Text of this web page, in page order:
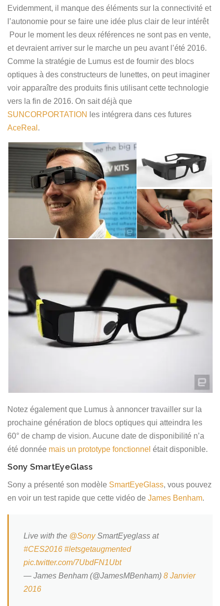
Evidemment, il manque des éléments sur la connectivité et
l’autonomie pour se faire une idée plus clair de leur intérêt
Pour le moment les deux références ne sont pas en vente,
et devraient arriver sur le marche un peu avant l’été 2016.
Comme la stratégie de Lumus est de fournir des blocs
optiques à des constructeurs de lunettes, on peut imaginer
voir apparaître des produits finis utilisant cette technologie
vers la fin de 2016. On sait déjà que
SUNCORPORTATION
les intégrera dans ces futures
AceReal .
Notez également que Lumus à annoncer travailler sur la
prochaine génération de blocs optiques qui atteindra les
60° de champ de vision. Aucune date de disponibilité n’a
été donnée mais un prototype fonctionnel était disponible.
Sony SmartEyeGlass
Sony a présenté son modèle SmartEyeGlass, vous pouvez
en voir un test rapide que cette vidéo de James Benham.
Live with the @SonySmartEyeglass at
#CES2016 #letsgetaugmented
pic.twitter.com/7UbdFN1Ubt
— James Benham (@JamesMBenham) 8 Janvier
2016